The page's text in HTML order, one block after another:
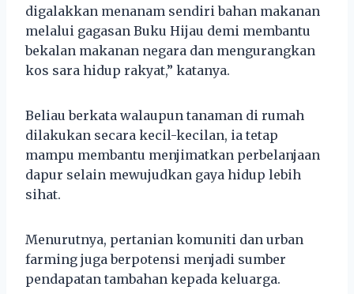
digalakkan menanam sendiri bahan makanan
melalui gagasan Buku Hijau demi membantu
bekalan makanan negara dan mengurangkan
kos sara hidup rakyat,” katanya.
Beliau berkata walaupun tanaman di rumah
dilakukan secara kecil-kecilan, ia tetap
mampu membantu menjimatkan perbelanjaan
dapur selain mewujudkan gaya hidup lebih
sihat.
Menurutnya, pertanian komuniti dan urban
farming juga berpotensi menjadi sumber
pendapatan tambahan kepada keluarga.